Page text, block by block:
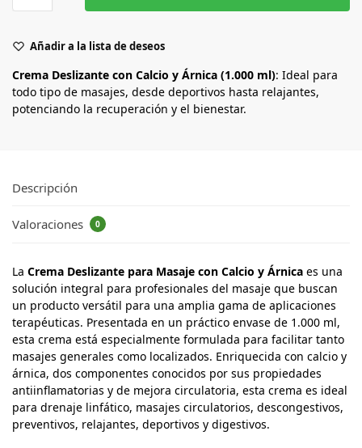
Añadir a la lista de deseos
Crema Deslizante con Calcio y Árnica (1.000 ml): Ideal para
todo tipo de masajes, desde deportivos hasta relajantes,
potenciando la recuperación y el bienestar.
Descripción
Valoraciones 0
La Crema Deslizante para Masaje con Calcio y Árnica es una
solución integral para profesionales del masaje que buscan
un producto versátil para una amplia gama de aplicaciones
terapéuticas. Presentada en un práctico envase de 1.000 ml,
esta crema está especialmente formulada para facilitar tanto
masajes generales como localizados. Enriquecida con calcio y
árnica, dos componentes conocidos por sus propiedades
antiinflamatorias y de mejora circulatoria, esta crema es ideal
para drenaje linfático, masajes circulatorios, descongestivos,
preventivos, relajantes, deportivos y digestivos.